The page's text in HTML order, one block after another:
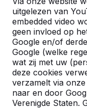
uitgelezen van
embedded video
geen invloed op
Google en/of
Google (welke
wat zij met uw
deze cookies
verzamelt via
naar en door
Verenigde Staten.
Offerte,
en erg
professioneel!!
Oh ja....: En wat
Zoek naar nog
J.Hellwig
9